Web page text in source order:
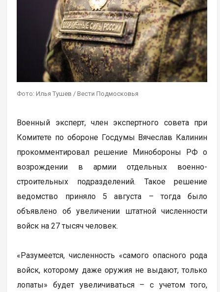
Фото: Илья Тушев / Вести Подмосковья
Военный эксперт, член экспертного совета при
Комитете по обороне Госдумы Вячеслав Калинин
прокомментировал решение Минобороны РФ о
возрождении в армии отдельных военно-
строительных подразделений. Такое решение
ведомство приняло 5 августа – тогда было
объявлено об увеличении штатной численности
войск на 27 тысяч человек.
«Разумеется, численность «самого опасного рода
войск, которому даже оружия не выдают, только
лопаты» будет увеличиваться – с учетом того,